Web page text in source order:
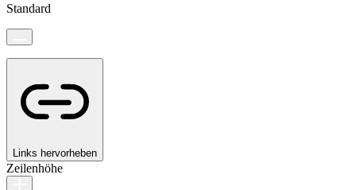
Standard
Links hervorheben
Zeilenhöhe